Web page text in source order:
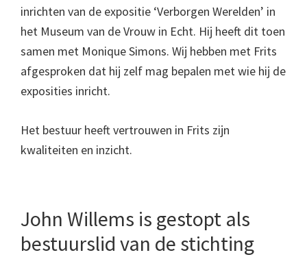
inrichten van de expositie ‘Verborgen Werelden’ in
het Museum van de Vrouw in Echt. Hij heeft dit toen
samen met Monique Simons. Wij hebben met Frits
afgesproken dat hij zelf mag bepalen met wie hij de
exposities inricht.
Het bestuur heeft vertrouwen in Frits zijn
kwaliteiten en inzicht.
John Willems is gestopt als
bestuurslid van de stichting